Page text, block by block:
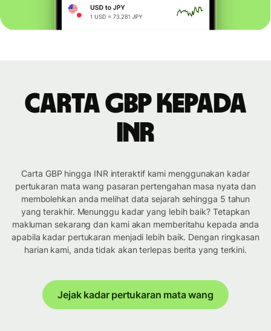
Carta GBP kepada
INR
Carta GBP hingga INR interaktif kami menggunakan kadar
pertukaran mata wang pasaran pertengahan masa nyata dan
membolehkan anda melihat data sejarah sehingga 5 tahun
yang terakhir. Menunggu kadar yang lebih baik? Tetapkan
makluman sekarang dan kami akan memberitahu kepada anda
apabila kadar pertukaran menjadi lebih baik. Dengan ringkasan
harian kami, anda tidak akan terlepas berita yang terkini.
Jejak kadar pertukaran mata wang